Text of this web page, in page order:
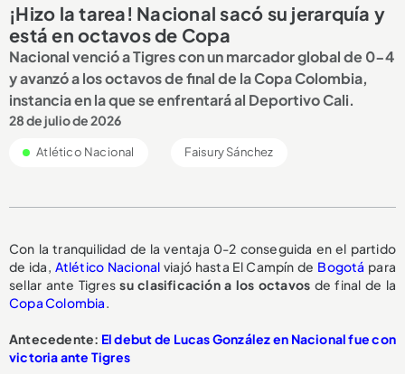
¡Hizo la tarea! Nacional sacó su jerarquía y
está en octavos de Copa
Nacional venció a Tigres con un marcador global de 0-4
y avanzó a los octavos de final de la Copa Colombia,
instancia en la que se enfrentará al Deportivo Cali.
28 de julio de 2026
Atlético Nacional Faisury Sánchez
Con la tranquilidad de la ventaja 0-2 conseguida en el partido
de ida, Atlético Nacional viajó hasta El Campín de Bogotá para
sellar ante Tigressu clasificación a los octavos de final de la
Copa Colombia
Antecedente: El debut de Lucas González en Nacional fue con
victoria ante Tigres